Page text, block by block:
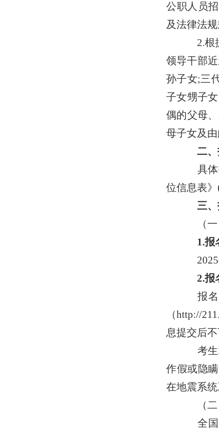
公职人员
及法律法
2.根
领导干部
孙子女;三
子女甥子
偶的父母
母子女及
二、
具体
位信息表
三、
（一
1.报
2025
2.报
报名
（http://
息提交后
考生
作假或隐
在地震系
（二
全国